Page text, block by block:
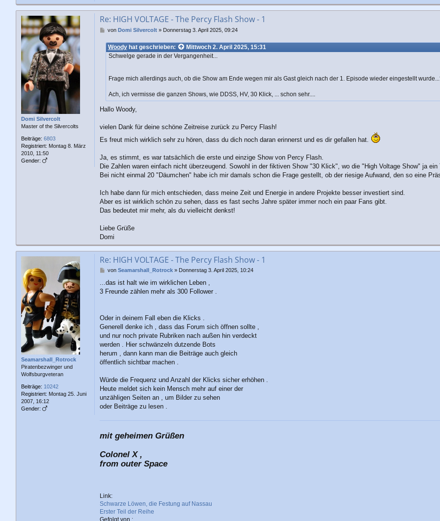
Domi Silvercolt
Master of the Silvercolts
Beiträge: 6803
Registriert: Montag 8. März
2010, 11:50
Gender:
Re: HIGH VOLTAGE - The Percy Flash Show - 1
B
i
t
von Domi Silvercolt» Donnerstag 3. April 2025, 09:24
Woodyhat geschrieben:
Mittwoch 2. April 2025, 15:31
Schwelge gerade in der Vergangenheit...
Frage mich allerdings auch, ob die Show am Ende wegen mir als Gast gleich nach der 1. Episode wieder eingestellt
Ach, ich vermisse die ganzen Shows, wie DDSS, HV, 30 Klick, ... schon sehr....
Hallo Woody,
vielen Dank für deine schöne Zeitreise zurück zu Percy Flash!
Es freut mich wirklich sehr zu hören, dass du dich noch daran erinnerst und es dir gefallen hat.
Ja, es stimmt, es war tatsächlich die erste und einzige Show von Percy Flash.
Die Zahlen waren einfach nicht überzeugend. Sowohl in der fiktiven Show "30 Klick", wo die "High Voltage Show" ja
Bei nicht einmal 20 "Däumchen" habe ich mir damals schon die Frage gestellt, ob der riesige Aufwand, den so eine
Ich habe dann für mich entschieden, dass meine Zeit und Energie in andere Projekte besser investiert sind.
Aber es ist wirklich schön zu sehen, dass es fast sechs Jahre später immer noch ein paar Fans gibt.
Das bedeutet mir mehr, als du vielleicht denkst!
Liebe Grüße
Domi
Seamarshall_Rotrock
Piratenbezwinger und
Wolfsburgveteran
Beiträge: 10242
Registriert: Montag 25. Juni
2007, 16:12
Gender:
Re: HIGH VOLTAGE - The Percy Flash Show - 1
B
i
t
von Seamarshall_Rotrock» Donnerstag 3. April 2025, 10:24
...das ist halt wie im wirklichen Leben ,
3 Freunde zählen mehr als 300 Follower .
Oder in deinem Fall eben die Klicks .
Generell denke ich , dass das Forum sich öffnen sollte ,
und nur noch private Rubriken nach außen hin verdeckt
werden . Hier schwänzeln dutzende Bots
herum , dann kann man die Beiträge auch gleich
öffentlich sichtbar machen .
Würde die Frequenz und Anzahl der Klicks sicher erhöhen .
Heute meldet sich kein Mensch mehr auf einer der
unzähligen Seiten an , um Bilder zu sehen
oder Beiträge zu lesen .
mit geheimen Grüßen
Colonel X ,
from outer Space
Link:
Schwarze Löwen, die Festung auf Nassau
Erster Teil der Reihe
Gefolgt von :